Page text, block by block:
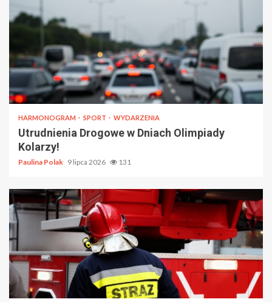
HARMONOGRAM SPORT WYDARZENIA
Utrudnienia Drogowe w Dniach Olimpiady
Kolarzy!
Paulina Polak 9 lipca 2026 131